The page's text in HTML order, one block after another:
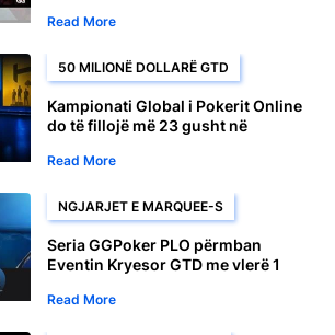
Read More
50 MILIONË DOLLARË GTD
Kampionati Global i Pokerit Online
do të fillojë më 23 gusht në
Read More
NGJARJET E MARQUEE-S
Seria GGPoker PLO përmban
Eventin Kryesor GTD me vlerë 1
Read More